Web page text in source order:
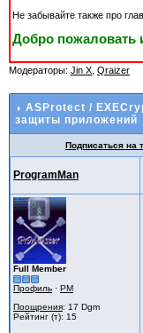
Не забывайте также про
Добро пожаловать
Модераторы: Jin X Qraizer
ASProtect /
защиты приложений
Подписаться на
ProgramMan
Full Member
Профиль · PM
Поощрения: 17 Dgm
Рейтинг (т): 15